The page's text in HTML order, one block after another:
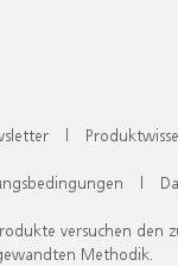
|
|
versuchen den
Methodik.